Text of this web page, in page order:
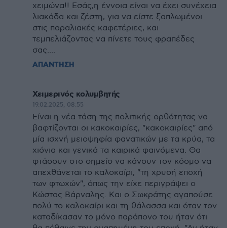
χειμώνα!! Εσάς,η έννοια είναι να έχει συνέχεια
λιακάδα και ζέστη, για να είστε ξαπλωμένοι
στις παραλιακές καφετέριες, και
τεμπελιάζοντας να πίνετε τους φραπέδες
σας....
ΑΠΑΝΤΗΣΗ
Χειμερινός κολυμβητής
19.02.2025, 08:55
Είναι η νέα τάση της πολιτικής ορθότητας να
βαφτίζονται οι κακοκαιρίες, "κακοκαιρίες" από
μία ισχνή μειοψηφία φανατικών με τα κρύα, τα
χιόνια και γενικά τα καιρικά φαινόμενα. Θα
φτάσουν στο σημείο να κάνουν τον κόσμο να
απεχθάνεται το καλοκαίρι, "τη χρυσή εποχή
των φτωχών", όπως την είχε περιγράψει ο
Κώστας Βάρναλης. Και ο Σωκράτης αγαπούσε
πολύ το καλοκαίρι και τη θάλασσα και όταν τον
καταδίκασαν το μόνο παράπονο του ήταν ότι